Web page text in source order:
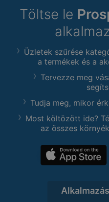
Töltse le
Üzletek szűrése
a termékek és a
Tervezze meg
Tudja meg, mikor
Most költözött ide?
az összes